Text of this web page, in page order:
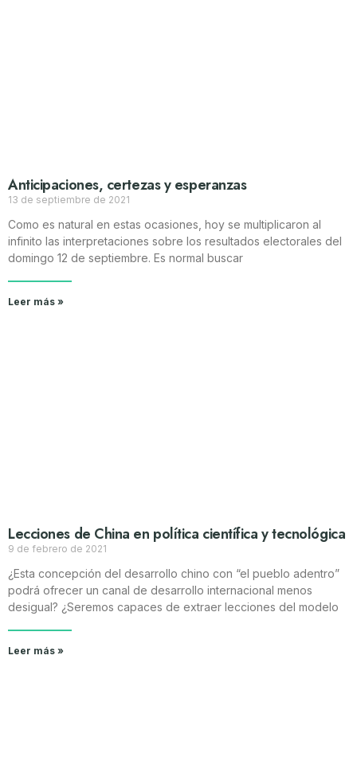
Anticipaciones, certezas y esperanzas
13 de septiembre de 2021
Como es natural en estas ocasiones, hoy se multiplicaron al
infinito las interpretaciones sobre los resultados electorales del
domingo 12 de septiembre. Es normal buscar
Leer más »
Lecciones de China en política científica y tecnológica
9 de febrero de 2021
¿Esta concepción del desarrollo chino con “el pueblo adentro”
podrá ofrecer un canal de desarrollo internacional menos
desigual? ¿Seremos capaces de extraer lecciones del modelo
Leer más »